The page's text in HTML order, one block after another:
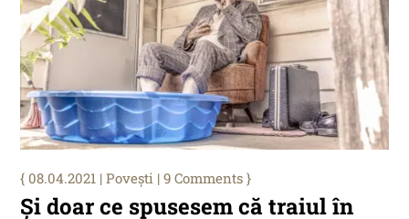
Și doar ce spusesem că traiul în
08.04.2021 |Povești | 9 Comments